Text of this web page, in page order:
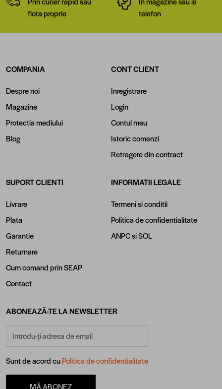
flota proprie
telefon
COMPANIA
Despre noi
Magazine
Protectia mediului
Blog
CONT CLIENT
Inregistrare
Login
Contul meu
Istoric comenzi
Retragere din contract
SUPORT CLIENTI
Livrare
Plata
Garantie
Returnare
Cum comand prin SEAP
Contact
INFORMATII LEGALE
Termeni si conditii
Politica de confidentialitate
ANPCsiSOL
ABONEAZĂ-TE LA NEWSLETTER
Sunt de acord cuPolitica de confidentialitate
MĂ ABONEZ